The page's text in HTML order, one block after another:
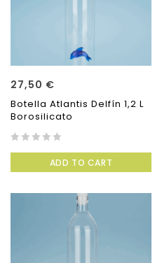
27,50 €
Botella Atlantis Delfín 1,2 L
Borosilicato
of
ADD TO CART